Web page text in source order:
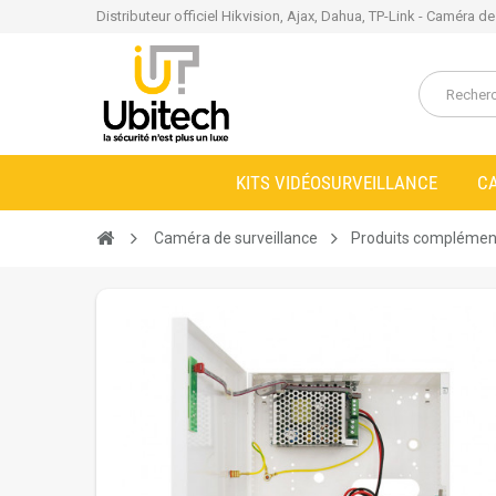
Distributeur officiel Hikvision, Ajax, Dahua, TP-Link - Caméra
KITS VIDÉOSURVEILLANCE
Caméra de surveillance Produits